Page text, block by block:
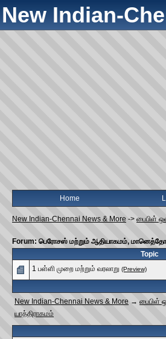
New Indian-
Home
New Indian-Chennai News & More -> பைபிள்
Forum: பெரோசஸ் மற்றும் ஆதியாகமம், மானெத்தோ
Topic
1 பள்ளி முறை மற்றும் வரலாறு (Preview)
New Indian-Chennai News & More → பைபிள்
யாத்திராகமம்